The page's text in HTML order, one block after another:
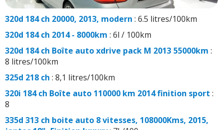
320d 184 ch 20000, 2013, modern : 6.5 litres/100km
320d 184 ch 2014 - 8000km : 6l / 100km
320d 184 ch Boîte auto xdrive pack M 2013 55000km :
8 litres/100km
325d 218 ch : 8,1 litres/100km
320i 184 ch Boîte auto 110000 km 2014 finition sport :
8
335d 313 ch boite auto 8 vitesses, 108000Kms, 2015,